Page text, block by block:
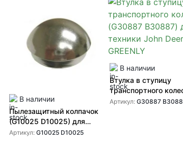
В наличии
Пылезащитный колпачок
(G10025 D10025) для
ступицы культиватора
Артикул:G10025 D10025
В наличии
Втулка в ступицу
транспортного
(G30887 B30887)
Артикул:G30887